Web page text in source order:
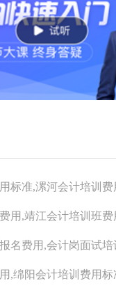
标准,漯河会计培训费
用,靖江会计培训班费
名费用,会计岗面试培
,绵阳会计培训费用标